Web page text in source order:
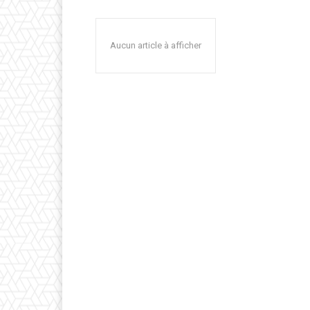
Aucun article à afficher